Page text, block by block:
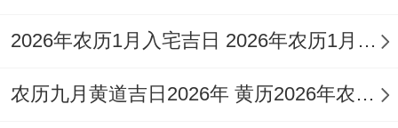
11月1日是被格外推荐的吉日;指数高达98
分，而其他日子也大多在96分...开外都是相
2026年农历1月入宅吉日 2026年农历1月入宅最好的日子
农历九月黄道吉日2026年 黄历2026年农历九月黄道吉日查询